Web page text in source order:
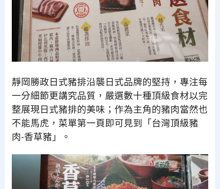
靜岡勝政日式豬排沿襲日式品牌的堅持，專注每
一分細節更講究品質，嚴選數十種頂級食材以完
整展現日式豬排的美味；作為主角的豬肉當然也
不能馬虎，菜單第一頁即可見到「台灣頂級豬
肉-香草豬」。